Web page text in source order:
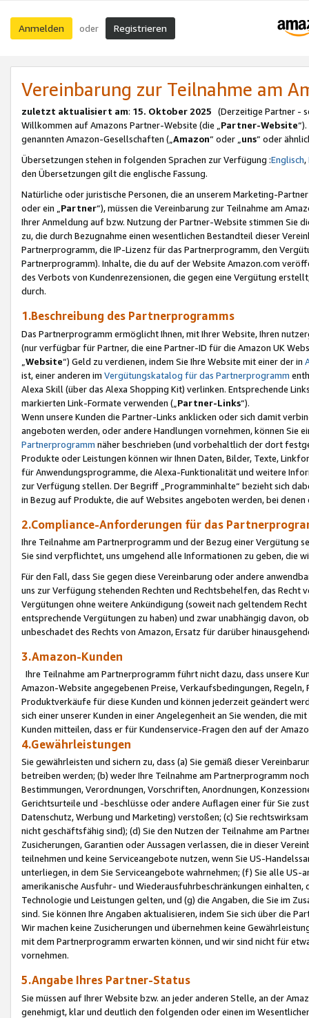
Anmelden oder Registrieren
Vereinbarung zur Teilnahme am
zuletzt aktualisiert am: 15. Oktober 2025 (Derzeitige Partner -
Willkommen auf Amazons Partner-Website (die „Partner-Website
genannten Amazon-Gesellschaften („Amazon“ oder „uns“ oder
Übersetzungen stehen in folgenden Sprachen zur Verfügung :Englisch,
den Übersetzungen gilt die englische Fassung.
Natürliche oder juristische Personen, die an unserem Marketing-
oder ein „Partner“), müssen die Vereinbarung zur Teilnahme am
Ihrer Anmeldung auf bzw. Nutzung der Partner-Website stimmen Sie
zu, die durch Bezugnahme einen wesentlichen Bestandteil dieser
Partnerprogramm, die IP-Lizenz für das Partnerprogramm, den
Partnerprogramm). Inhalte, die du auf der Website Amazon.com
des Verbots von Kundenrezensionen, die gegen eine Vergütung
durch.
1.Beschreibung des Partnerprogramms
Das Partnerprogramm ermöglicht Ihnen, mit Ihrer Website, Ihren
(nur verfügbar für Partner, die eine Partner-ID für die Amazon UK
Website“) Geld zu verdienen, indem Sie Ihre Website mit einer der in
ist, einer anderen im Vergütungskatalog für das Partnerprogramm
Alexa Skill (über das Alexa Shopping Kit) verlinken. Entsprechende
markierten Link-Formate verwenden („ Partner-Links“).
Wenn unsere Kunden die Partner-Links anklicken oder sich damit
angeboten werden, oder andere Handlungen vornehmen, können Sie
Partnerprogramm näher beschrieben (und vorbehaltlich der dort
Produkte oder Leistungen können wir Ihnen Daten, Bilder, Texte,
für Anwendungsprogramme, die Alexa-Funktionalität und weitere
zur Verfügung stellen. Der Begriff „Programminhalte“ bezieht sich
in Bezug auf Produkte, die auf Websites angeboten werden, bei
2.Compliance-Anforderungen für das
Ihre Teilnahme am Partnerprogramm und der Bezug einer Vergütung
Sie sind verpflichtet, uns umgehend alle Informationen zu geben, die
Für den Fall, dass Sie gegen diese Vereinbarung oder andere
uns zur Verfügung stehenden Rechten und Rechtsbehelfen, das
Vergütungen ohne weitere Ankündigung (soweit nach geltendem
entsprechende Vergütungen zu haben) und zwar unabhängig davon,
unbeschadet des Rechts von Amazon, Ersatz für darüber
3.Amazon-Kunden
Ihre Teilnahme am Partnerprogramm führt nicht dazu, dass unsere
Amazon-Website angegebenen Preise, Verkaufsbedingungen,
Produktverkäufe für diese Kunden und können jederzeit geändert
sich einer unserer Kunden in einer Angelegenheit an Sie wenden, die
Kunden mitteilen, dass er für Kundenservice-Fragen den auf der
4.Gewährleistungen
Sie gewährleisten und sichern zu, dass (a) Sie gemäß dieser
betreiben werden; (b) weder Ihre Teilnahme am Partnerprogramm
Bestimmungen, Verordnungen, Vorschriften, Anordnungen,
Gerichtsurteile und -beschlüsse oder andere Auflagen einer für Sie
Datenschutz, Werbung und Marketing) verstoßen; (c) Sie
nicht geschäftsfähig sind); (d) Sie den Nutzen der Teilnahme am
Zusicherungen, Garantien oder Aussagen verlassen, die in dieser
teilnehmen und keine Serviceangebote nutzen, wenn Sie US-
unterliegen, in dem Sie Serviceangebote wahrnehmen; (f) Sie alle
amerikanische Ausfuhr- und Wiederausfuhrbeschränkungen
Technologie und Leistungen gelten, und (g) die Angaben, die Sie im
sind. Sie können Ihre Angaben aktualisieren, indem Sie sich über die
Wir machen keine Zusicherungen und übernehmen keine
mit dem Partnerprogramm erwarten können, und wir sind nicht für
vornehmen.
5.Angabe Ihres Partner-Status
Sie müssen auf Ihrer Website bzw. an jeder anderen Stelle, an der
genehmigt, klar und deutlich den folgenden oder einen im